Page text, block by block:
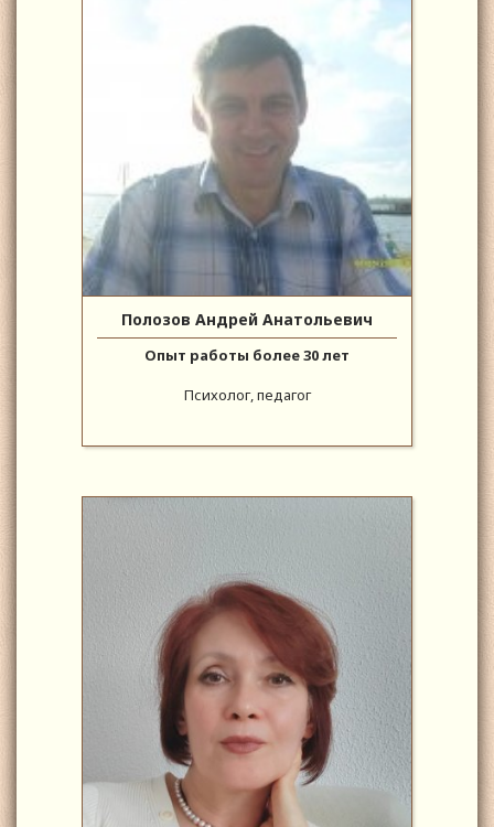
Полозов Андрей Анатольевич
Опыт работы более 30 лет
Психолог, педагог